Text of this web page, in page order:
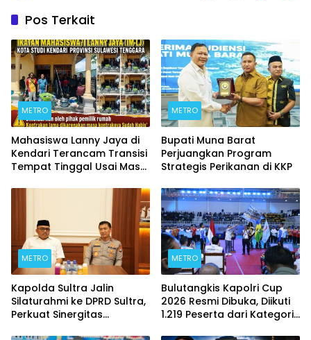
Pos Terkait
METRO
Mahasiswa Lanny Jaya di
Kendari Terancam Transisi
Tempat Tinggal Usai Masa
METRO
Bupati Muna Barat
Perjuangkan Program
Strategis Perikanan di KKP
METRO
Kapolda Sultra Jalin
Silaturahmi ke DPRD Sultra,
Perkuat Sinergitas
METRO
Bulutangkis Kapolri Cup
2026 Resmi Dibuka, Diikuti
1.219 Peserta dari Kategori